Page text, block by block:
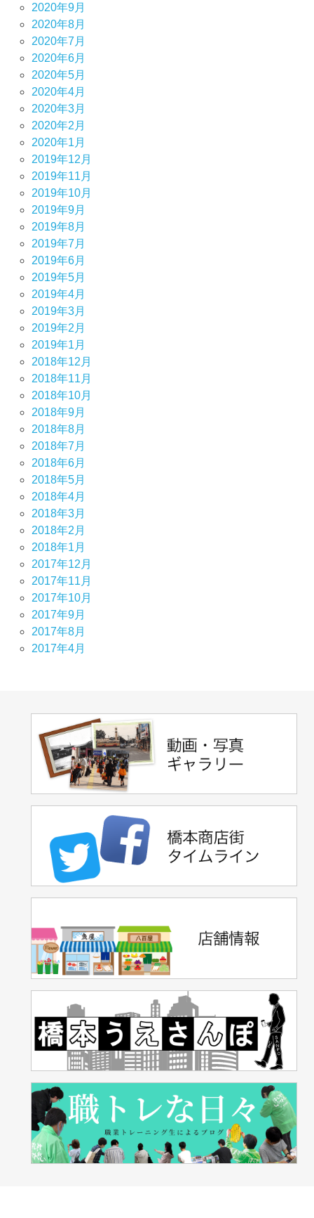
2020年9月
2020年8月
2020年7月
2020年6月
2020年5月
2020年4月
2020年3月
2020年2月
2020年1月
2019年12月
2019年11月
2019年10月
2019年9月
2019年8月
2019年7月
2019年6月
2019年5月
2019年4月
2019年3月
2019年2月
2019年1月
2018年12月
2018年11月
2018年10月
2018年9月
2018年8月
2018年7月
2018年6月
2018年5月
2018年4月
2018年3月
2018年2月
2018年1月
2017年12月
2017年11月
2017年10月
2017年9月
2017年8月
2017年4月